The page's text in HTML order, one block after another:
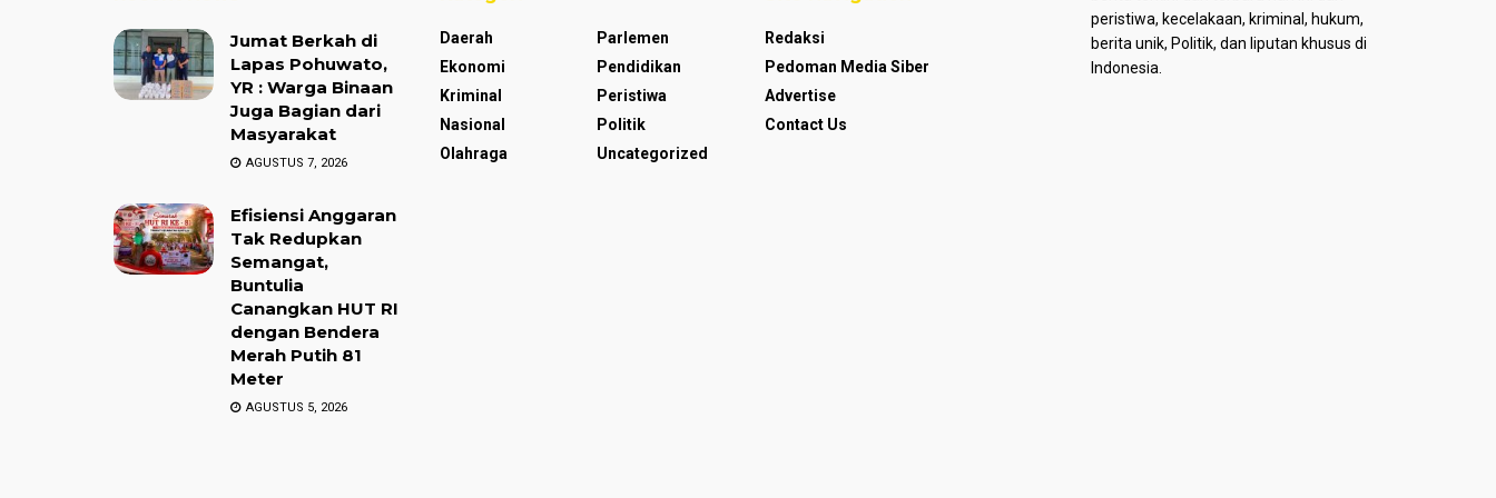
Jumat Berkah di
Lapas Pohuwato,
YR : Warga Binaan
Juga Bagian dari
Masyarakat
AGUSTUS 7, 2026
Efisiensi Anggaran
Tak Redupkan
Semangat,
Buntulia
Canangkan HUT RI
dengan Bendera
Merah Putih 81
Meter
AGUSTUS 5, 2026
Daerah
Ekonomi
Kriminal
Nasional
Olahraga
Parlemen
Pendidikan
Peristiwa
Politik
Uncategorized
Redaksi
Pedoman Media Siber
Advertise
Contact Us
peristiwa, kecelakaan, kriminal, hukum,
berita unik, Politik, dan liputan khusus di
Indonesia.